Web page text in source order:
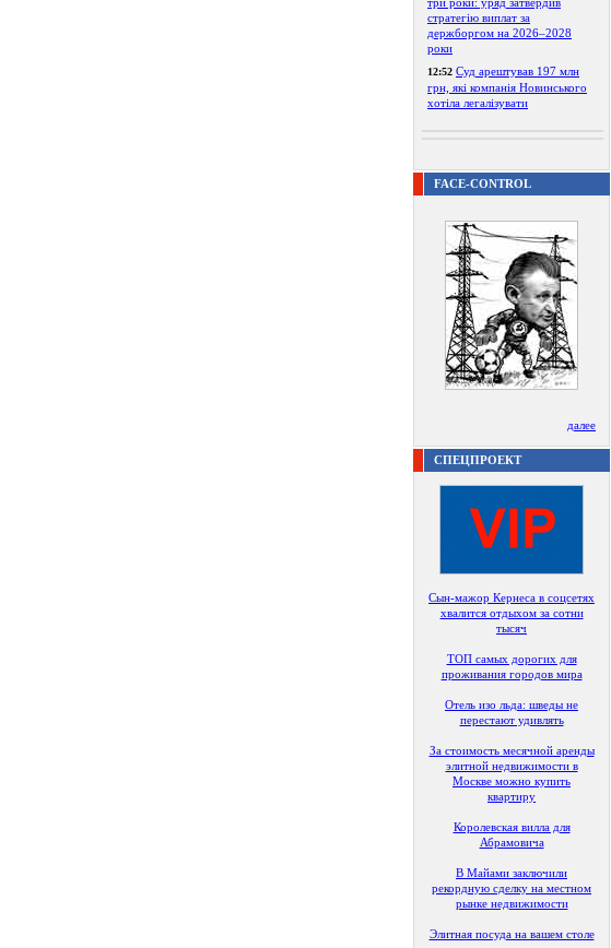
стратегію виплат за
держборгом на 2026–2028
роки
12:52 Суд арештував 197 млн
грн, які компанія Новинського
хотіла легалізувати
FACE-CONTROL
далее
СПЕЦПРОЕКТ
Сын-мажор Кернеса в соцсетях
хвалится отдыхом за сотни
тысяч
ТОП самых дорогих для
проживания городов мира
Отель изо льда: шведы не
перестают удивлять
За стоимость месячной аренды
элитной недвижимости в
Москве можно купить
квартиру
Королевская вилла для
Абрамовича
В Майами заключили
рекордную сделку на местном
рынке недвижимости
Элитная посуда на вашем столе